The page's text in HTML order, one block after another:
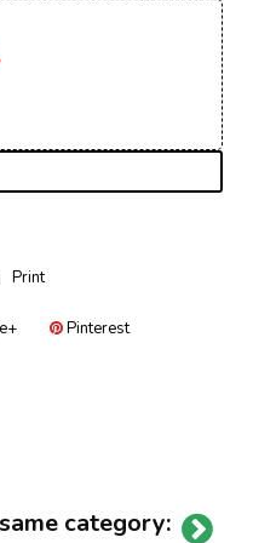
Print
Pinterest
category: